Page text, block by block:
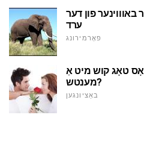
פון דער
ערד
פאָרמירונג
טאָג קוש מיט אַ
מענטש?
באַציונגען